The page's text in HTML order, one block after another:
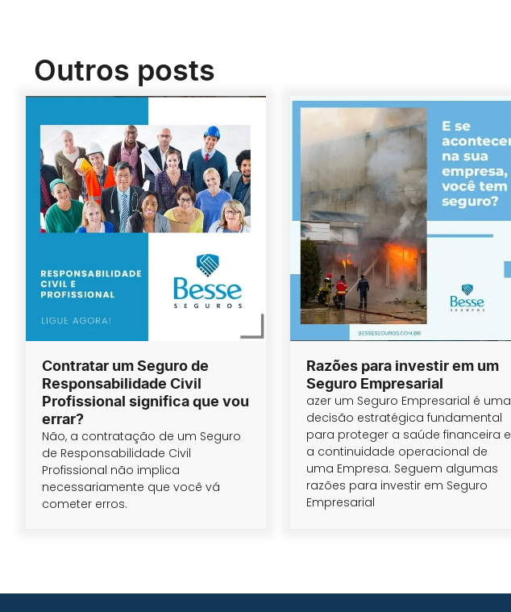
Outros posts
Contratar um Seguro de
Responsabilidade Civil
Profissional significa que vou
errar?
Não, a contratação de um Seguro
de Responsabilidade Civil
Profissional não implica
necessariamente que você vá
cometer erros.
Razões para investir em um
Seguro Empresarial
azer um Seguro Empresarial é uma
decisão estratégica fundamental
para proteger a saúde financeira e
a continuidade operacional de
uma Empresa. Seguem algumas
razões para investir em Seguro
Empresarial